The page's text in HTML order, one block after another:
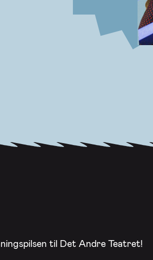
til Det Andre Teatret!